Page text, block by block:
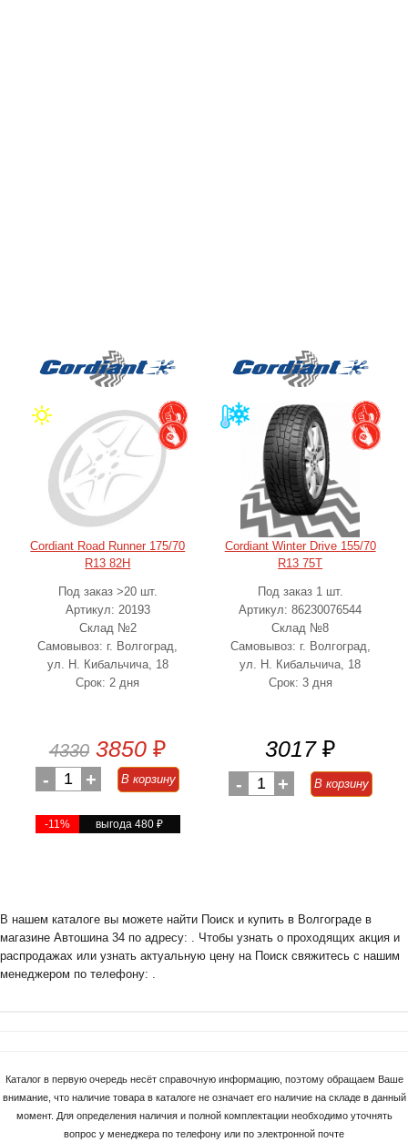
Cordiant Road Runner 175/70
R13 82H
Под заказ >20 шт.
Артикул: 20193
Склад №2
Самовывоз: г. Волгоград,
ул. Н. Кибальчича, 18
Срок: 2 дня
4330 3850 ₽
- 1 + В корзину
-11% выгода 480₽
Cordiant Winter Drive 155/70
R13 75T
Под заказ 1 шт.
Артикул: 86230076544
Склад №8
Самовывоз: г. Волгоград,
ул. Н. Кибальчича, 18
Срок: 3 дня
3017 ₽
- 1 + В корзину
В нашем каталоге вы можете найти Поиск и купить в Волгограде в
магазине Автошина 34 по адресу: . Чтобы узнать о проходящих акция и
распродажах или узнать актуальную цену на Поиск свяжитесь с нашим
менеджером по телефону: .
Каталог в первую очередь несёт справочную информацию, поэтому обращаем Ваше
внимание, что наличие товара в каталоге не означает его наличие на складе в данный
момент. Для определения наличия и полной комплектации необходимо уточнять
вопрос у менеджера по телефону или по электронной почте